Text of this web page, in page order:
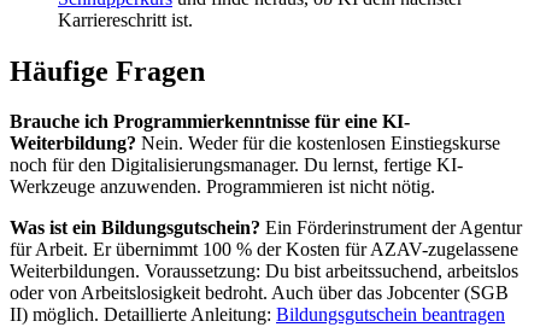
Karriereschritt ist.
Häufige Fragen
Brauche ich Programmierkenntnisse für eine KI-
Weiterbildung? Nein. Weder für die kostenlosen Einstiegskurse
noch für den Digitalisierungsmanager. Du lernst, fertige KI-
Werkzeuge anzuwenden. Programmieren ist nicht nötig.
Was ist ein Bildungsgutschein? Ein Förderinstrument der Agentur
für Arbeit. Er übernimmt 100 % der Kosten für AZAV-zugelassene
Weiterbildungen. Voraussetzung: Du bist arbeitssuchend, arbeitslos
oder von Arbeitslosigkeit bedroht. Auch über das Jobcenter (SGB
II) möglich. Detaillierte Anleitung: Bildungsgutschein beantragen